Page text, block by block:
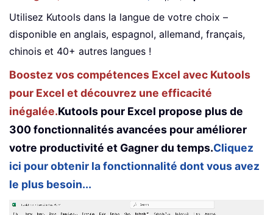
Utilisez Kutools dans la langue de votre choix –
disponible en anglais, espagnol, allemand, français,
chinois et 40+ autres langues !
Boostez vos compétences Excel avec Kutools
pour Excel et découvrez une efficacité
inégalée.Kutools pour Excel propose plus de
300 fonctionnalités avancées pour améliorer
votre productivité et Gagner du temps.Cliquez
ici pour obtenir la fonctionnalité dont vous avez
le plus besoin...